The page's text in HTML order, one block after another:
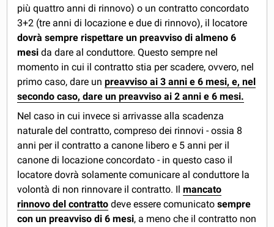
più quattro anni di rinnovo) o un contratto concordato
3+2 (tre anni di locazione e due di rinnovo), il locatore
dovrà sempre rispettare un preavviso di almeno 6
mesi da dare al conduttore. Questo sempre nel
momento in cui il contratto stia per scadere, ovvero, nel
primo caso, dare unpreavviso ai 3 anni e 6 mesi, e, nel
secondo caso, dare un preavviso ai 2 anni e 6 mesi.
Nel caso in cui invece si arrivasse alla scadenza
naturale del contratto, compreso dei rinnovi - ossia 8
anni per il contratto a canone libero e 5 anni per il
canone di locazione concordato - in questo caso il
locatore dovrà solamente comunicare al conduttore la
volontà di non rinnovare il contratto. Ilmancato
rinnovo del contratto deve essere comunicatosempre
con un preavviso di 6 mesi, a meno che il contratto non